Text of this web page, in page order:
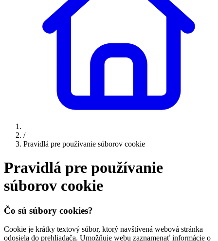
/
Pravidlá pre používanie súborov cookie
Pravidlá pre používanie
súborov cookie
Čo sú súbory cookies?
Cookie je krátky textový súbor, ktorý navštívená webová stránka
odosiela do prehliadača. Umožňuje webu zaznamenať informácie o